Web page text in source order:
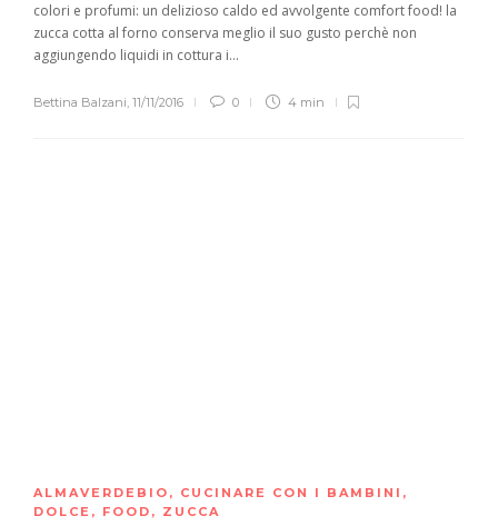
colori e profumi: un delizioso caldo ed avvolgente comfort food! la
zucca cotta al forno conserva meglio il suo gusto perchè non
aggiungendo liquidi in cottura i...
Bettina Balzani, 11/11/2016 0 4 min
ALMAVERDEBIO , CUCINARE CON I BAMBINI ,
DOLCE , FOOD , ZUCCA